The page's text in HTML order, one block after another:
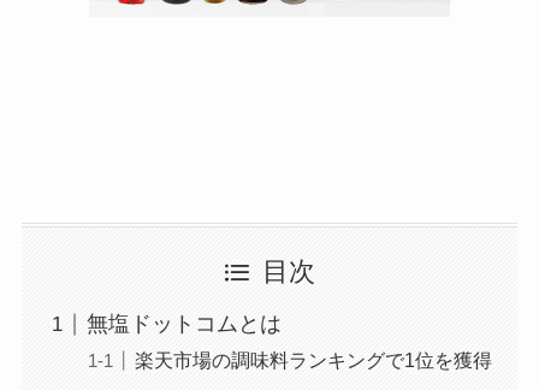
目次
無塩ドットコムとは
楽天市場の調味料ランキングで1位を獲得